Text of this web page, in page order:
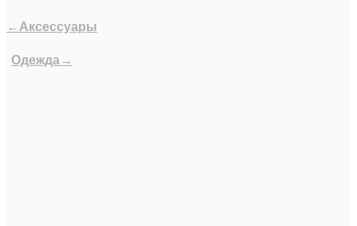
←Аксессуары
Одежда→